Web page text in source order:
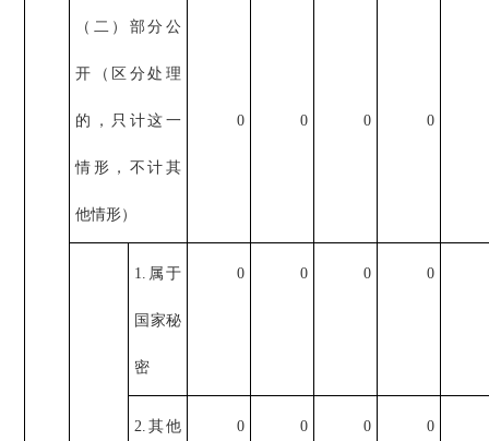
（二）部分公
开（区分处理
的，只计这一
情形，不计其
他情形）
0 0 0 0
1.属于
国家秘
密
0 0 0 0
2.其他 0 0 0 0